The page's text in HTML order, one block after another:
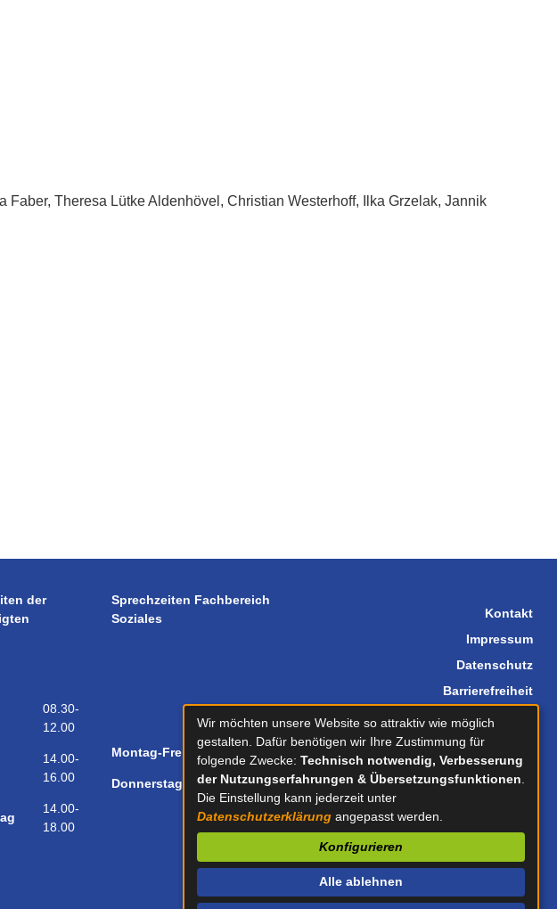
Faber, Theresa Lütke Aldenhövel, Christian Westerhoff, Ilka Grzelak, Jannik
der
Sprechzeiten Fachbereich
Soziales
08.30-
12.00
14.00-
16.00
14.00-
18.00
Montag-Freitag
Donnerstag 14.00-18.00
Kontakt
Impressum
Datenschutz
Barrierefreiheit
Sitemap
Wir möchten unsere Website so attraktiv wie möglich
gestalten. Dafür benötigen wir Ihre Zustimmung für
folgende Zwecke: Technisch notwendig, Verbesserung
der Nutzungserfahrungen & Übersetzungsfunktionen.
Die Einstellung kann jederzeit unter
Datenschutzerklärung angepasst werden.
Konfigurieren
Alle ablehnen